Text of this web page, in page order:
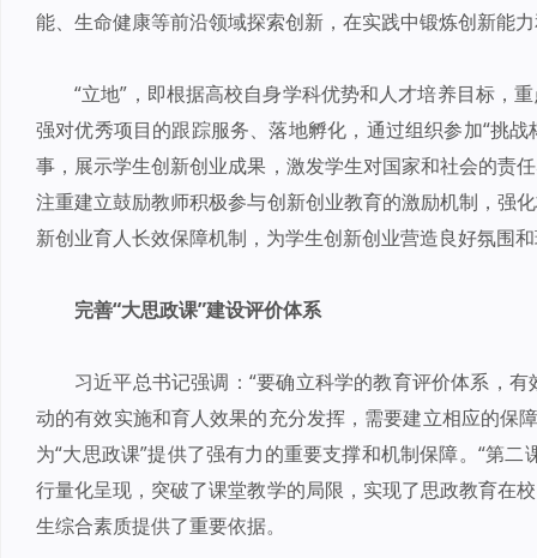
能、生命健康等前沿领域探索创新，在实践中锻炼创新能
“立地”，即根据高校自身学科优势和人才培养目标，
强对优秀项目的跟踪服务、落地孵化，通过组织参加“挑
事，展示学生创新创业成果，激发学生对国家和社会的责
注重建立鼓励教师积极参与创新创业教育的激励机制，强
新创业育人长效保障机制，为学生创新创业营造良好氛围
完善“大思政课”建设评价体系
习近平总书记强调：“要确立科学的教育评价体系，
动的有效实施和育人效果的充分发挥，需要建立相应的保
为“大思政课”提供了强有力的重要支撑和机制保障。“第
行量化呈现，突破了课堂教学的局限，实现了思政教育在
生综合素质提供了重要依据。